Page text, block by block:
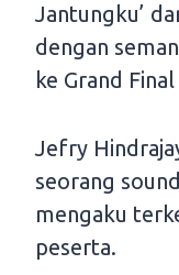
Jantungku’
dengan
ke Grand
Jefry
seorang
mengaku
peserta.